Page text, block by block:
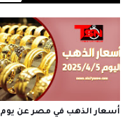
أسعار الذهب في مصر عن يوم